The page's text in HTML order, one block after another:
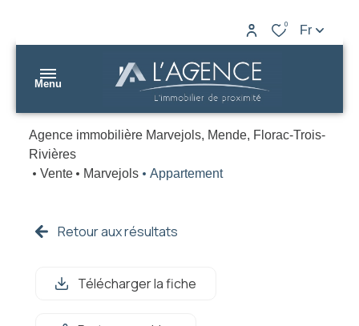
0 Fr
Menu
nos
biens
agences
Marvejols
Mende
Agence immobilière Marvejols, Mende, Florac-Trois-
Rivières
Vente
Marvejols Appartement
Retour aux résultats
Télécharger la fiche